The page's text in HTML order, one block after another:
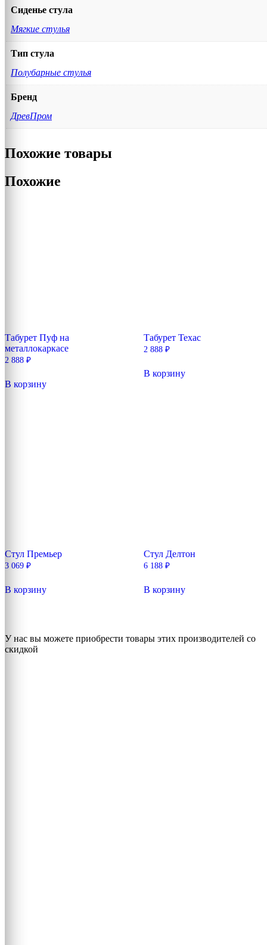
Сиденье стула
Мягкие стулья
Тип стула
Полубарные стулья
Бренд
ДревПром
Похожие товары
Похожие
Табурет Пуф на
металлокаркасе
2 888 ₽
В корзину
Табурет Техас
2 888 ₽
В корзину
Стул Премьер
3 069 ₽
В корзину
Стул Делтон
6 188 ₽
В корзину
У нас вы можете приобрести товары этих производителей со
скидкой